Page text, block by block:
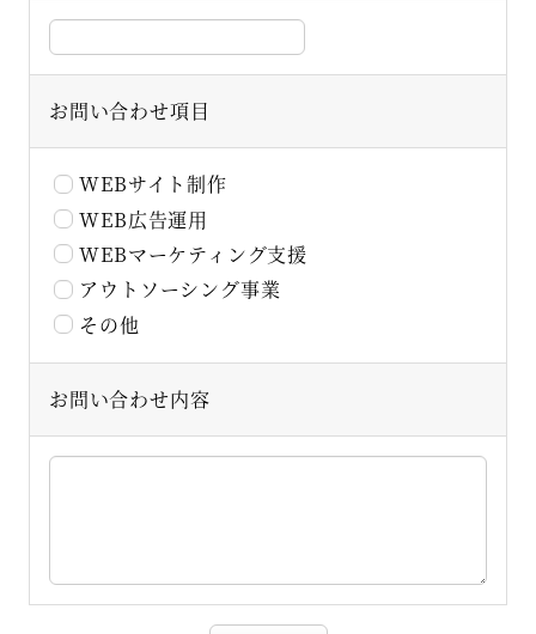
お問い合わせ項目
WEBサイト制作
WEB広告運用
WEBマーケティング支援
アウトソーシング事業
その他
お問い合わせ内容